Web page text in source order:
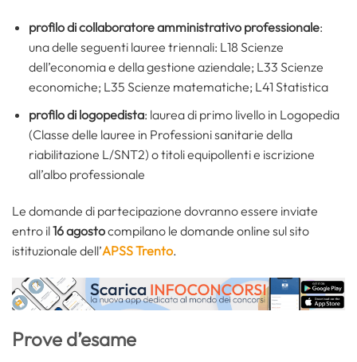
profilo di collaboratore amministrativo professionale:
una delle seguenti lauree triennali: L18 Scienze
dell’economia e della gestione aziendale; L33 Scienze
economiche; L35 Scienze matematiche; L41 Statistica
profilo di logopedista: laurea di primo livello in Logopedia
(Classe delle lauree in Professioni sanitarie della
riabilitazione L/SNT2) o titoli equipollenti e iscrizione
all’albo professionale
Le domande di partecipazione dovranno essere inviate
entro il16 agostocompilano le domande online sul sito
istituzionale dell’APSS Trento.
Prove d’esame